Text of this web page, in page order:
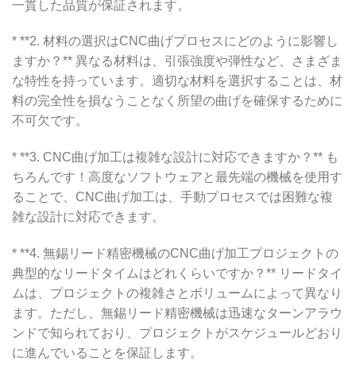
一貫した品質が保証されます。
* **2. 材料の選択はCNC曲げプロセスにどのように影響し
ますか？** 異なる材料は、引張強度や弾性など、さまざま
な特性を持っています。適切な材料を選択することは、材
料の完全性を損なうことなく所望の曲げを確保するために
不可欠です。
* **3. CNC曲げ加工は複雑な設計に対応できますか？** も
ちろんです！高度なソフトウェアと最先端の機械を使用す
ることで、CNC曲げ加工は、手動プロセスでは困難な複
雑な設計に対応できます。
* **4. 無錫リード精密機械のCNC曲げ加工プロジェクトの
典型的なリードタイムはどれくらいですか？** リードタイ
ムは、プロジェクトの複雑さとボリュームによって異なり
ます。ただし、無錫リード精密機械は迅速なターンアラウ
ンドで知られており、プロジェクトがスケジュールどおり
に進んでいることを保証します。